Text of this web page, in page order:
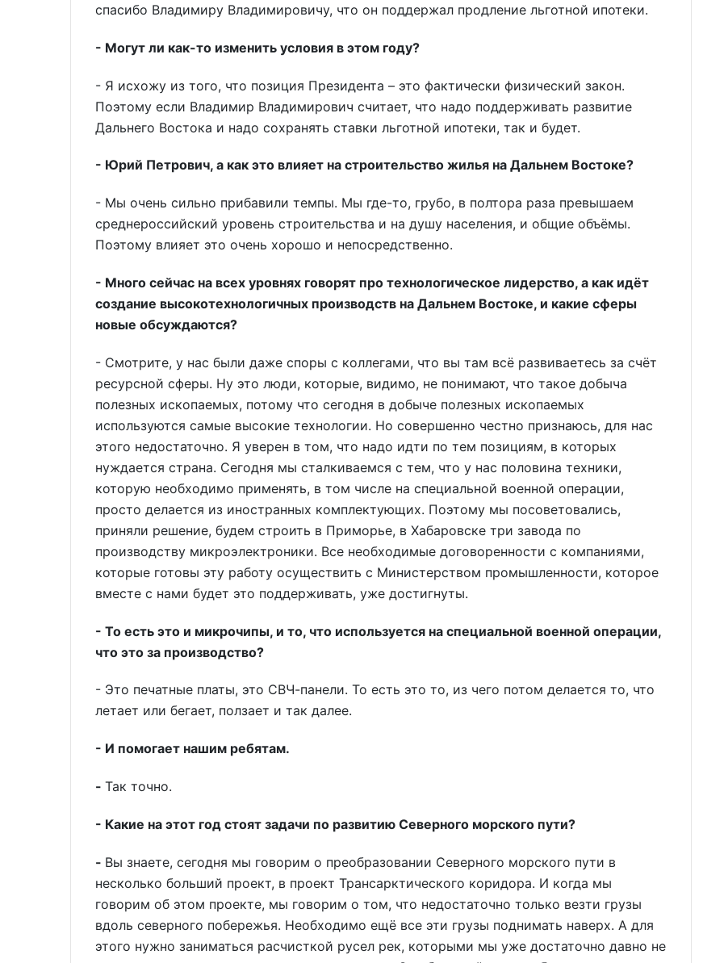
спасибо Владимиру Владимировичу, что он поддержал продление льготной ипотеки.
- Могут ли как-то изменить условия в этом году?
- Я исхожу из того, что позиция Президента – это фактически физический закон.
Поэтому если Владимир Владимирович считает, что надо поддерживать развитие
Дальнего Востока и надо сохранять ставки льготной ипотеки, так и будет.
- Юрий Петрович, а как это влияет на строительство жилья на Дальнем Востоке?
- Мы очень сильно прибавили темпы. Мы где-то, грубо, в полтора раза превышаем
среднероссийский уровень строительства и на душу населения, и общие объёмы.
Поэтому влияет это очень хорошо и непосредственно.
- Много сейчас на всех уровнях говорят про технологическое лидерство, а как идёт
создание высокотехнологичных производств на Дальнем Востоке, и какие сферы
новые обсуждаются?
- Смотрите, у нас были даже споры с коллегами, что вы там всё развиваетесь за счёт
ресурсной сферы. Ну это люди, которые, видимо, не понимают, что такое добыча
полезных ископаемых, потому что сегодня в добыче полезных ископаемых
используются самые высокие технологии. Но совершенно честно признаюсь, для нас
этого недостаточно. Я уверен в том, что надо идти по тем позициям, в которых
нуждается страна. Сегодня мы сталкиваемся с тем, что у нас половина техники,
которую необходимо применять, в том числе на специальной военной операции,
просто делается из иностранных комплектующих. Поэтому мы посоветовались,
приняли решение, будем строить в Приморье, в Хабаровске три завода по
производству микроэлектроники. Все необходимые договоренности с компаниями,
которые готовы эту работу осуществить с Министерством промышленности, которое
вместе с нами будет это поддерживать, уже достигнуты.
- То есть это и микрочипы, и то, что используется на специальной военной операции,
что это за производство?
- Это печатные платы, это СВЧ-панели. То есть это то, из чего потом делается то, что
летает или бегает, ползает и так далее.
- И помогает нашим ребятам.
- Так точно.
- Какие на этот год стоят задачи по развитию Северного морского пути?
- Вы знаете, сегодня мы говорим о преобразовании Северного морского пути в
несколько больший проект, в проект Трансарктического коридора. И когда мы
говорим об этом проекте, мы говорим о том, что недостаточно только везти грузы
вдоль северного побережья. Необходимо ещё все эти грузы поднимать наверх. А для
этого нужно заниматься расчисткой русел рек, которыми мы уже достаточно давно не